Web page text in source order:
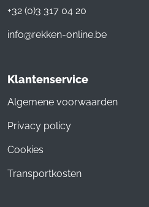
+32 (0)3 317 04 20
info@rekken-online.be
Klantenservice
Algemene voorwaarden
Privacy policy
Cookies
Transportkosten